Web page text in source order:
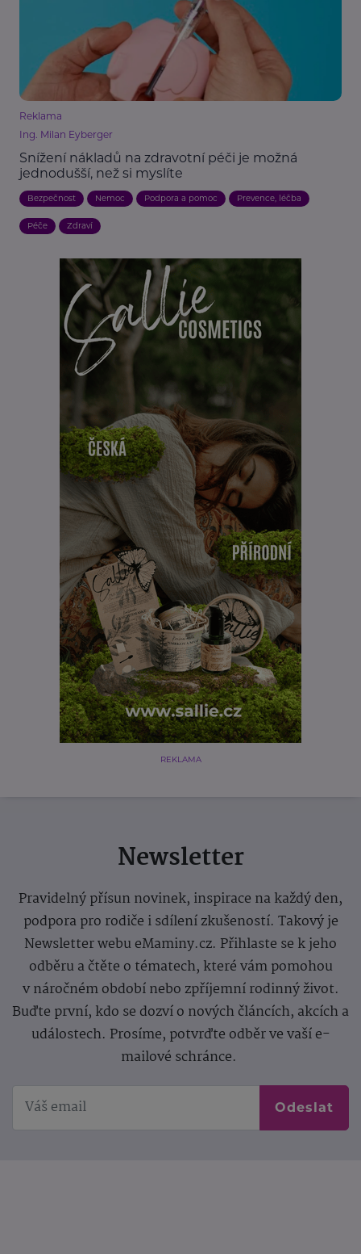
Reklama
Ing. Milan Eyberger
Snížení nákladů na zdravotní péči je možná
jednodušší, než si myslíte
Bezpečnost Nemoc Podpora a pomoc Prevence, léčba
Péče Zdraví
REKLAMA
Newsletter
Pravidelný přísun novinek, inspirace na každý den,
podpora pro rodiče i sdílení zkušeností. Takový je
Newsletter webu eMaminy.cz. Přihlaste se k jeho
odběru a čtěte o tématech, které vám pomohou
v náročném období nebo zpříjemní rodinný život.
Buďte první, kdo se dozví o nových článcích, akcích a
událostech. Prosíme, potvrďte odběr ve vaší e-
mailové schránce.
Odeslat